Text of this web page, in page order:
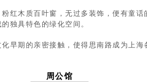
红木质百叶窗，无过多装饰，便有童话
独具特色的绿化空间。
早期的亲密接触，使得思南路成为上海
周公馆